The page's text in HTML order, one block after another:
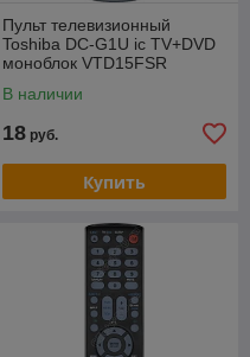
Пульт телевизионный
Toshiba DC-G1U ic TV+DVD
моноблок VTD15FSR
В наличии
18 руб.
Купить